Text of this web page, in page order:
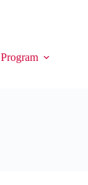
Program